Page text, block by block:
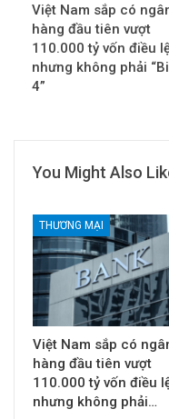
Việt Nam sắp có
hàng đầu tiên vượt
110.000 tỷ vốn điều
nhưng không phải
4”
You Might Also
THƯƠNG MẠI
Việt Nam sắp có
hàng đầu tiên vượt
110.000 tỷ vốn điều
nhưng không phải…